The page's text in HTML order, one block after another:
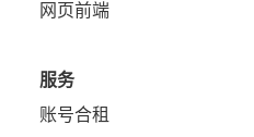
网页前端
服务
账号合租